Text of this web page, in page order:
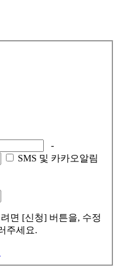
-
SMS 및 카카오알림
면 [신청] 버튼을, 수정
주세요.